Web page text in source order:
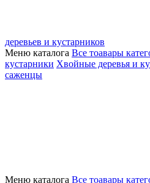
деревьев и кустарников
Меню каталога Все тоавары
кустарники Хвойные деревья и
саженцы
Меню каталога Все тоавары